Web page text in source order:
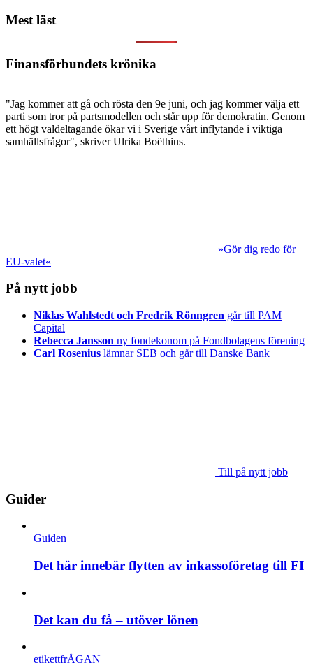
Mest läst
Finansförbundets krönika
"Jag kommer att gå och rösta den 9e juni, och jag kommer välja ett
parti som tror på partsmodellen och står upp för demokratin. Genom
ett högt valdeltagande ökar vi i Sverige vårt inflytande i viktiga
samhällsfrågor", skriver Ulrika Boëthius.
»Gör dig redo för
EU-valet«
På nytt jobb
Niklas Wahlstedt och Fredrik Rönngren går till PAM
Capital
Rebecca Jansson ny fondekonom på Fondbolagens förening
Carl Rosenius lämnar SEB och går till Danske Bank
Till på nytt jobb
Guider
Guiden
Det här innebär flytten av inkassoföretag till FI
Det kan du få – utöver lönen
etikettfrÅGAN